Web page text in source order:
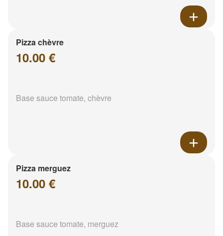
Pizza chèvre
10.00 €
Base sauce tomate, chèvre
Pizza merguez
10.00 €
Base sauce tomate, merguez